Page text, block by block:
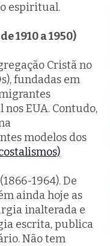
espiritual.
1910 a 1950)
Cristã no
fundadas em
EUA. Contudo,
modelos dos
1964). De
ainda hoje as
inalterada e
escrita, publica
Não tem